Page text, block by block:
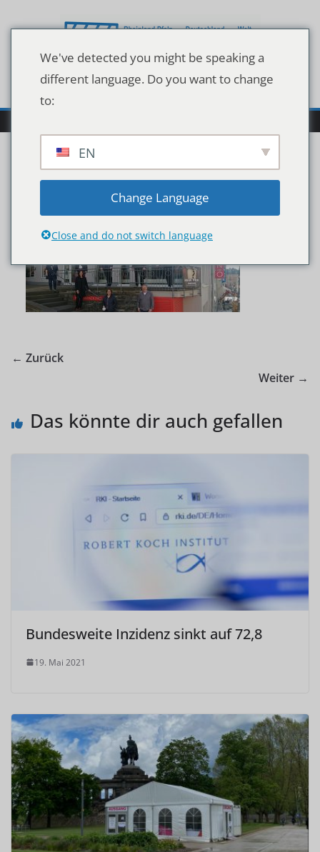
Inhalt
Heimat 2021_2
← Zurück
Weiter →
Das könnte dir auch gefallen
Bundesweite Inzidenz sinkt auf 72,8
19. Mai 2021
We've detected you might be speaking a
different language. Do you want to change
to:
EN
Change Language
Close and do not switch language